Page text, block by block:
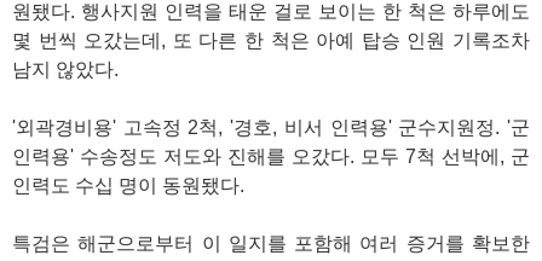
원됐다. 행사지원 인력을 태운 걸로 보이는 한 척은 하루에도
몇 번씩 오갔는데, 또 다른 한 척은 아예 탑승 인원 기록조차
남지 않았다.
'외곽경비용' 고속정 2척, '경호, 비서 인력용' 군수지원정. '군
인력용' 수송정도 저도와 진해를 오갔다. 모두 7척 선박에, 군
인력도 수십 명이 동원됐다.
특검은 해군으로부터 이 일지를 포함해 여러 증거를 확보한